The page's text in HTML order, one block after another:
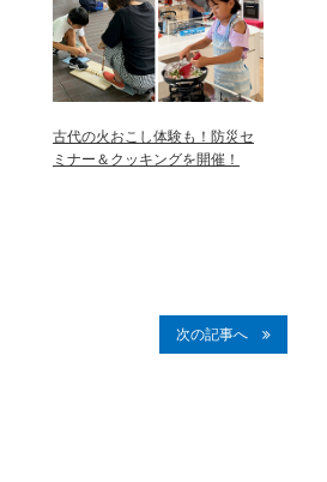
古代の火おこし体験も！防災セ
ミナー＆クッキングを開催！
次の記事へ